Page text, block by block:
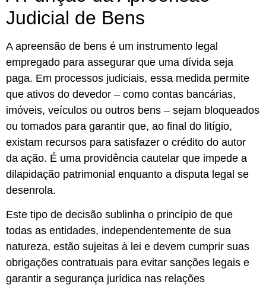
Judicial de Bens
A apreensão de bens é um instrumento legal
empregado para assegurar que uma dívida seja
paga. Em processos judiciais, essa medida permite
que ativos do devedor – como contas bancárias,
imóveis, veículos ou outros bens – sejam bloqueados
ou tomados para garantir que, ao final do litígio,
existam recursos para satisfazer o crédito do autor
da ação. É uma providência cautelar que impede a
dilapidação patrimonial enquanto a disputa legal se
desenrola.
Este tipo de decisão sublinha o princípio de que
todas as entidades, independentemente de sua
natureza, estão sujeitas à lei e devem cumprir suas
obrigações contratuais para evitar sanções legais e
garantir a segurança jurídica nas relações